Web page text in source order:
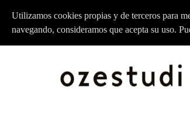
Utilizamos cookies propias y de terceros para
navegando, consideramos que acepta su uso.